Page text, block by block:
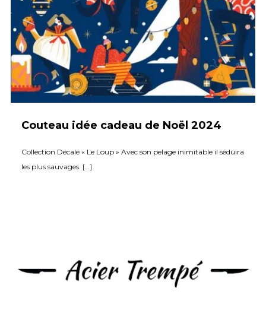
Couteau idée cadeau de Noël 2024
Collection Décalé « Le Loup » Avec son pelage inimitable il séduira
les plus sauvages. […]